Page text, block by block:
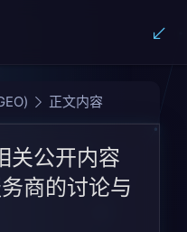
正文内容
关公开内容
商的讨论与